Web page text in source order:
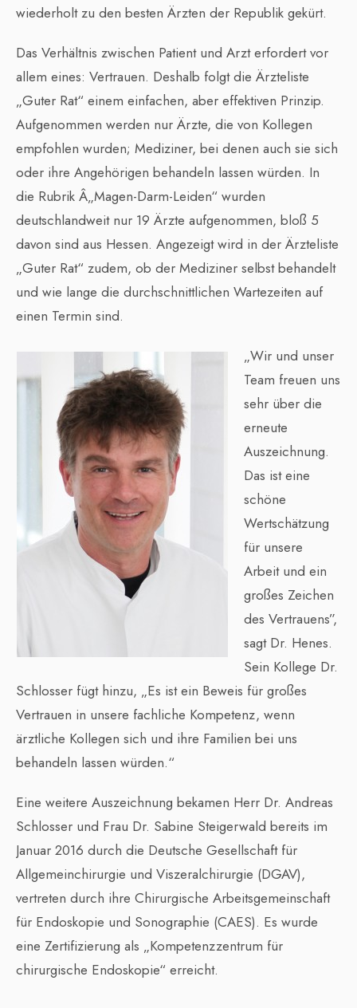
wiederholt zu den besten Ärzten der Republik gekürt.
Das Verhältnis zwischen Patient und Arzt erfordert vor
allem eines: Vertrauen. Deshalb folgt die Ärzteliste
„Guter Rat“ einem einfachen, aber effektiven Prinzip.
Aufgenommen werden nur Ärzte, die von Kollegen
empfohlen wurden; Mediziner, bei denen auch sie sich
oder ihre Angehörigen behandeln lassen würden. In
die Rubrik Â­„Magen-Darm-Leiden“ wurden
deutschlandweit nur 19 Ärzte aufgenommen, bloß 5
davon sind aus Hessen. Angezeigt wird in der Ärzteliste
„Guter Rat“ zudem, ob der Mediziner selbst behandelt
und wie lange die durchschnittlichen Wartezeiten auf
einen Termin sind.
„Wir und unser
Team freuen uns
sehr über die
erneute
Auszeichnung.
Das ist eine
schöne
Wertschätzung
für unsere
Arbeit und ein
großes Zeichen
des Vertrauens”,
sagt Dr. Henes.
Sein Kollege Dr.
Schlosser fügt hinzu, „Es ist ein Beweis für großes
Vertrauen in unsere fachliche Kompetenz, wenn
ärztliche Kollegen sich und ihre Familien bei uns
behandeln lassen würden.“
Eine weitere Auszeichnung bekamen Herr Dr. Andreas
Schlosser und Frau Dr. Sabine Steigerwald bereits im
Januar 2016 durch die Deutsche Gesellschaft für
Allgemeinchirurgie und Viszeralchirurgie (DGAV),
vertreten durch ihre Chirurgische Arbeitsgemeinschaft
für Endoskopie und Sonographie (CAES). Es wurde
eine Zertifizierung als „Kompetenzzentrum für
chirurgische Endoskopie“ erreicht.